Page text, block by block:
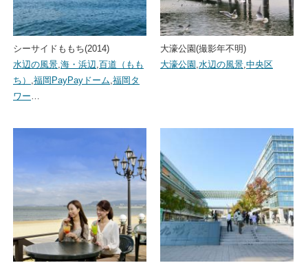
シーサイドももち(2014)
水辺の風景,海・浜辺,百道（もも
ち） ,福岡PayPayドーム,福岡タ
ワー…
大濠公園(撮影年不明)
大濠公園 ,水辺の風景,中央区